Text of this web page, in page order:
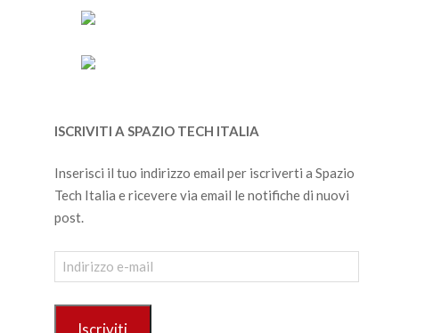
ISCRIVITI A SPAZIO TECH ITALIA
Inserisci il tuo indirizzo email per iscriverti a Spazio
Tech Italia e ricevere via email le notifiche di nuovi
post.
Indirizzo
e-
Iscriviti